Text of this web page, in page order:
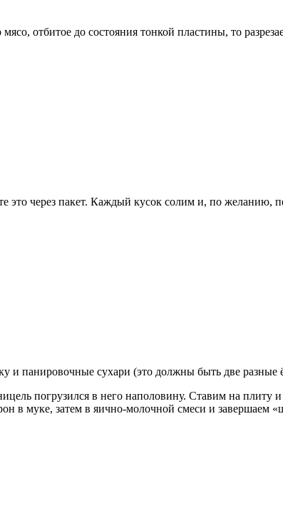
отбитое до состояния тонкой пластины, то
это через пакет. Каждый кусок солим и, по желанию,
и панировочные сухари (это должны быть две разные
погрузился в него наполовину. Ставим на плиту
в муке, затем в яично-молочной смеси и